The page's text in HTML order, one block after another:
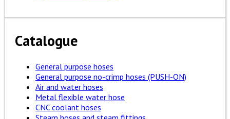
Catalogue
General purpose hoses
General purpose no-crimp hoses (PUSH-ON)
Air and water hoses
Metal flexible water hose
CNC coolant hoses